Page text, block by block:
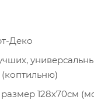
Деко
(коптильню)
128х70см